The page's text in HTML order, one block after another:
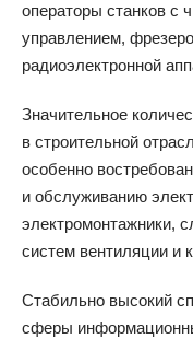
операторы станков с
управлением,
радиоэлектронной
Значительное
в строительной
особенно
и обслуживанию
электромонтажники,
систем вентиляции и
Стабильно высокий
сферы